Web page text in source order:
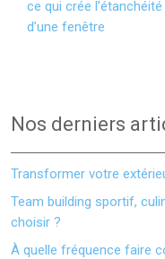
ce qui crée l’étanchéité
d’une fenêtre
Nos derniers
Transformer votre
Team building sportif,
choisir ?
À quelle fréquence faire